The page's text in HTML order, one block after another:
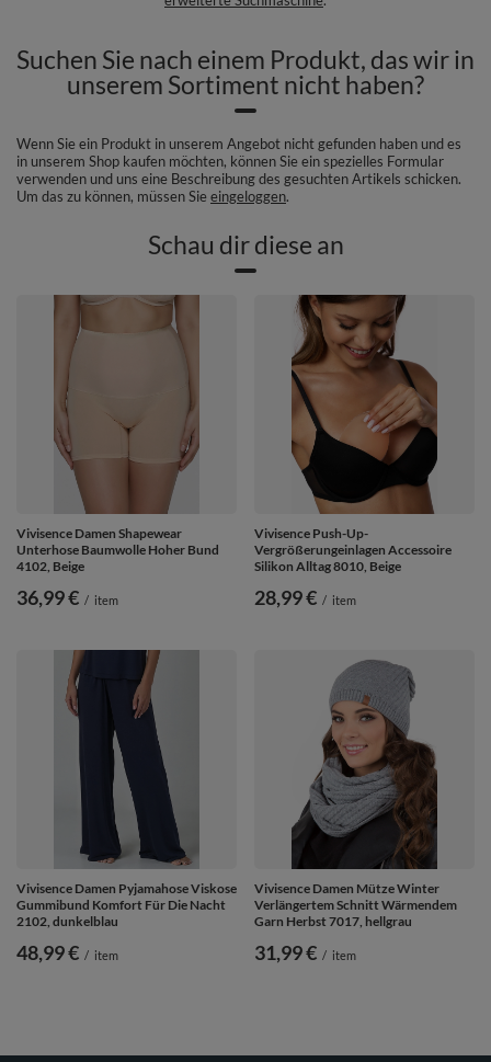
Suchen Sie nach einem Produkt, das wir in
unserem Sortiment nicht haben?
Wenn Sie ein Produkt in unserem Angebot nicht gefunden haben und es
in unserem Shop kaufen möchten, können Sie ein spezielles Formular
verwenden und uns eine Beschreibung des gesuchten Artikels schicken.
Um das zu können, müssen Sieeingeloggen.
Schau dir diese an
Vivisence Damen Shapewear
Unterhose Baumwolle Hoher Bund
4102, Beige
36,99 € / item
Vivisence Push-Up-
Vergrößerungeinlagen Accessoire
Silikon Alltag 8010, Beige
28,99 € / item
Vivisence Damen Pyjamahose Viskose
Gummibund Komfort Für Die Nacht
2102, dunkelblau
48,99 € / item
Vivisence Damen Mütze Winter
Verlängertem Schnitt Wärmendem
Garn Herbst 7017, hellgrau
31,99 € / item